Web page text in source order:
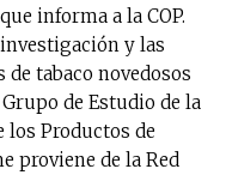
informa a la COP.
y las
tabaco novedosos
de Estudio de la
los Productos de
proviene de la Red